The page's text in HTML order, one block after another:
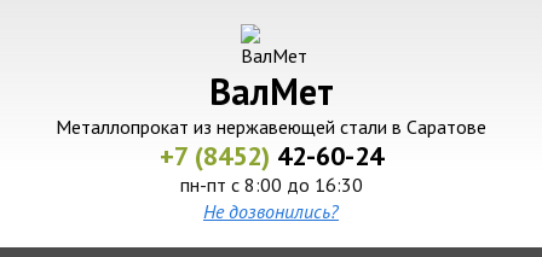
ВалМет
Металлопрокат из нержавеющей стали в Саратове
+7 (8452) 42-60-24
пн-пт с 8:00 до 16:30
Не дозвонились?